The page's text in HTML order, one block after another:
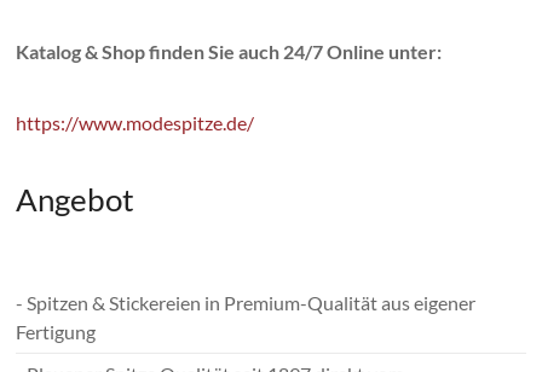
Katalog & Shop finden Sie auch 24/7 Online unter:
https://www.modespitze.de/
Angebot
- Spitzen & Stickereien in Premium-Qualität aus eigener
Fertigung